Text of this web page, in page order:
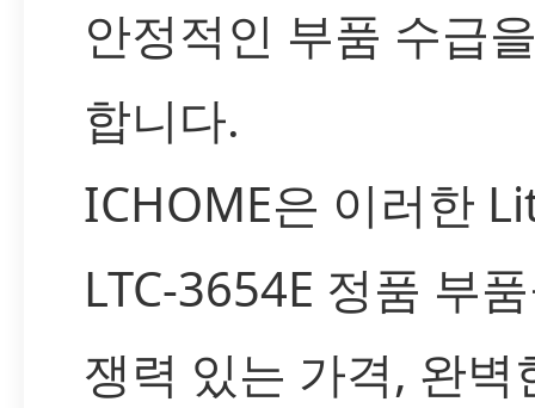
안정적인 부품 수급
합니다.
ICHOME은 이러한
LTC-3654E 정품 부
쟁력 있는 가격, 완벽